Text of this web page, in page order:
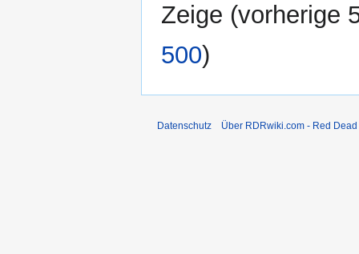
Zeige (vorherige
500)
Datenschutz Über RDRwiki.com - Red